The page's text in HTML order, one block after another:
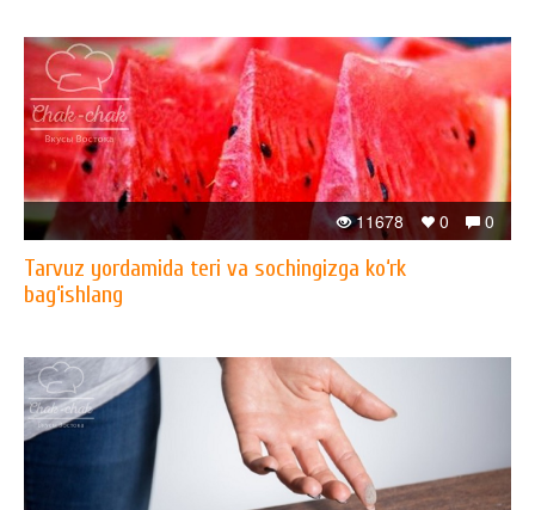
0
0
11678
Tarvuz yordamida teri va sochingizga ko‘rk
bag‘ishlang